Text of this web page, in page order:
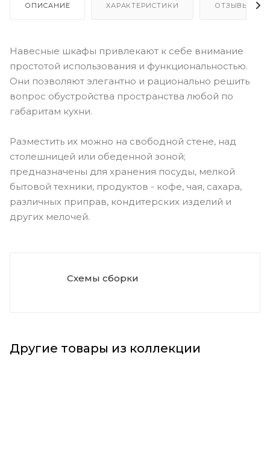
ОПИСАНИЕ ХАРАКТЕРИСТИКИ ОТЗЫВЫ
Навесные шкафы привлекают к себе внимание
простотой использования и функциональностью.
Они позволяют элегантно и рационально решить
вопрос обустройства пространства любой по
габаритам кухни.
Разместить их можно на свободной стене, над
столешницей или обеденной зоной;
предназначены для хранения посуды, мелкой
бытовой техники, продуктов - кофе, чая, сахара,
различных приправ, кондитерских изделий и
других мелочей.
Схемы сборки
Другие товары из коллекции